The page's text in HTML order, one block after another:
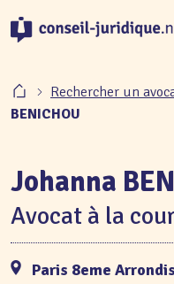
Rechercher un
BENICHOU
Johanna
Avocat à la
Paris 8eme